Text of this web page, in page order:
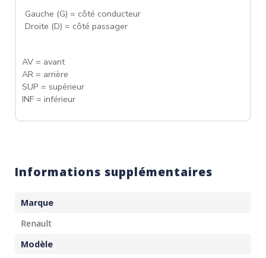
Gauche (G) = côté conducteur
Droite (D) = côté passager
AV = avant
AR = arrière
SUP = supérieur
INF = inférieur
Informations supplémentaires
Marque
Renault
Modèle